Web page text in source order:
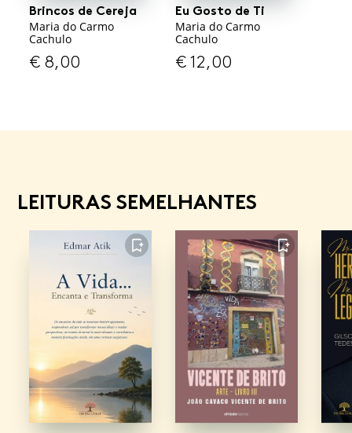
Brincos de Cereja
Maria do Carmo
Cachulo
€ 8,00
Eu Gosto de Ti
Maria do Carmo
Cachulo
€12,00
LEITURAS SEMELHANTES
FAVORITO FAVORITO